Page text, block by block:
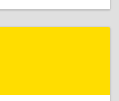
область - Кузбасс,